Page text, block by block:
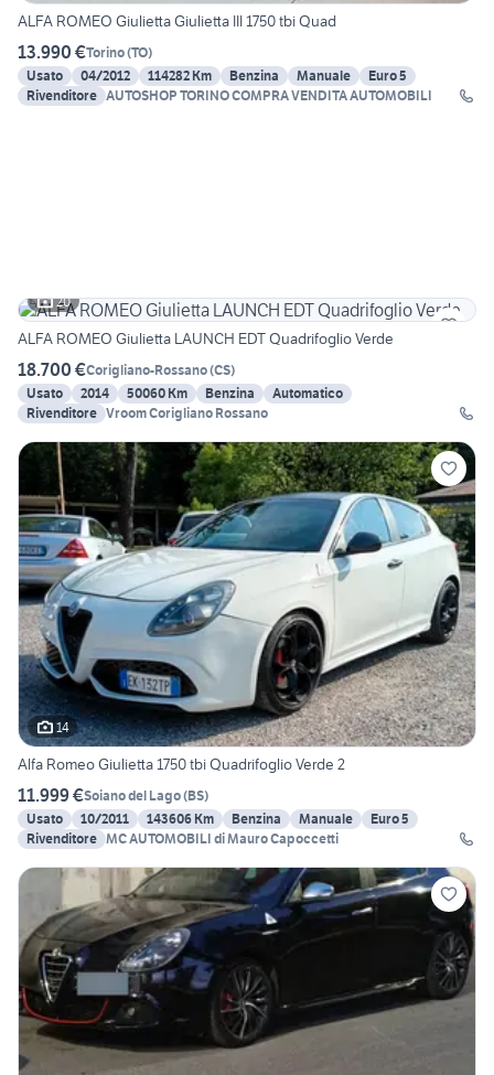
ALFA ROMEO Giulietta Giulietta III 1750 tbi Quad
13.990 €Torino(TO)
Usato
04/2012 114282 Km Benzina Manuale
Euro 5
Rivenditore AUTOSHOP TORINO COMPRA VENDITA AUTOMOBILI
20
ALFA ROMEO Giulietta LAUNCH EDT Quadrifoglio Verde
18.700 €Corigliano-Rossano(CS)
Usato
2014 50060 Km Benzina
Automatico
Rivenditore Vroom Corigliano Rossano
14
Alfa Romeo Giulietta 1750 tbi Quadrifoglio Verde 2
11.999 €Soiano del Lago(BS)
Usato
10/2011 143606 Km Benzina Manuale
Euro 5
Rivenditore MC AUTOMOBILI di Mauro Capoccetti